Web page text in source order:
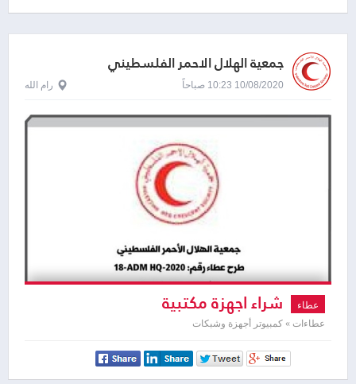
جمعية الهلال الاحمر الفلسطيني
10/08/2020 10:23 صباحاً رام الله
عطاء شراء اجهزة مكتبية
عطاءات » كمبيوتر أجهزة وشبكات